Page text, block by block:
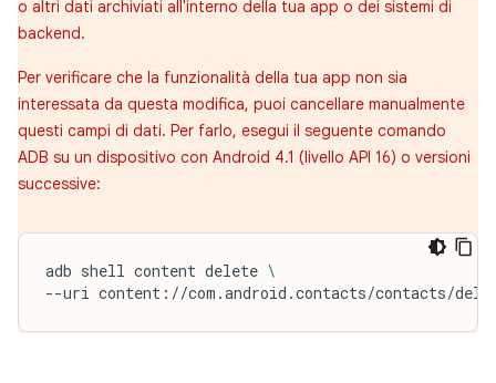
o altri dati archiviati all'interno della tua app o dei sistemi di
backend.
Per verificare che la funzionalità della tua app non sia
interessata da questa modifica, puoi cancellare manualmente
questi campi di dati. Per farlo, esegui il seguente comando
ADB su un dispositivo con Android 4.1 (livello API 16) o versioni
successive:
adb shell content delete \
--uri content://com.android.contacts/contacts/